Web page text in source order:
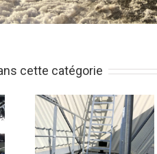
cette catégorie
Garde-corps pour